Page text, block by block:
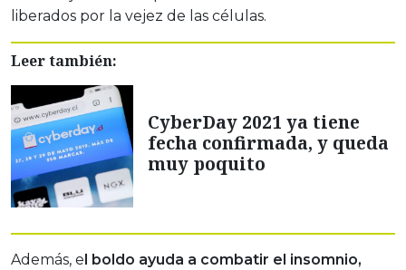
liberados por la vejez de las células.
Leer también:
CyberDay 2021 ya tiene
fecha confirmada, y queda
muy poquito
Además, e l boldo ayuda a combatir el insomnio,